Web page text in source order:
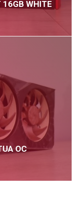
16GB WHITE
OC